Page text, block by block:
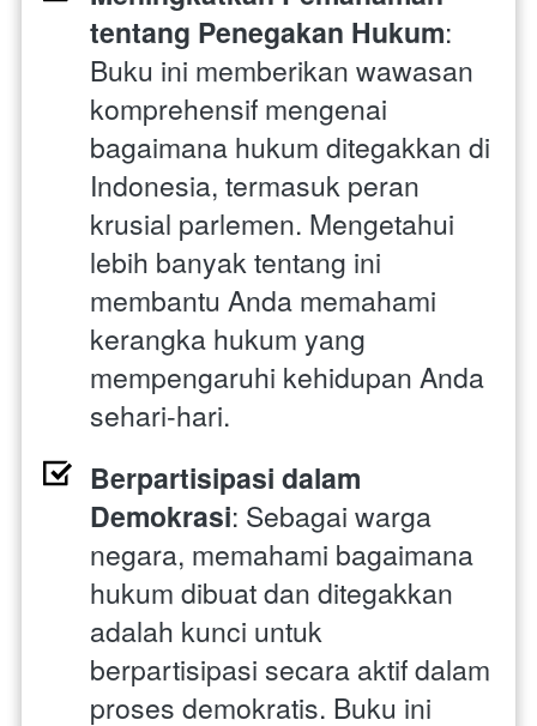
tentang Penegakan Hukum:
Buku ini memberikan wawasan
komprehensif mengenai
bagaimana hukum ditegakkan di
Indonesia, termasuk peran
krusial parlemen. Mengetahui
lebih banyak tentang ini
membantu Anda memahami
kerangka hukum yang
mempengaruhi kehidupan Anda
sehari-hari.
Berpartisipasi dalam
Demokrasi: Sebagai warga
negara, memahami bagaimana
hukum dibuat dan ditegakkan
adalah kunci untuk
berpartisipasi secara aktif dalam
proses demokratis. Buku ini